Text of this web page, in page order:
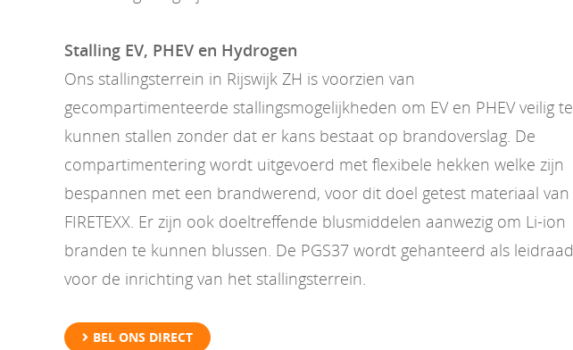
Stalling EV, PHEV en Hydrogen
Ons stallingsterrein in Rijswijk ZH is voorzien van
gecompartimenteerde stallingsmogelijkheden om EV en PHEV veilig te
kunnen stallen zonder dat er kans bestaat op brandoverslag. De
compartimentering wordt uitgevoerd met flexibele hekken welke zijn
bespannen met een brandwerend, voor dit doel getest materiaal van
FIRETEXX. Er zijn ook doeltreffende blusmiddelen aanwezig om Li-ion
branden te kunnen blussen. De PGS37 wordt gehanteerd als leidraad
voor de inrichting van het stallingsterrein.
BEL ONS DIRECT